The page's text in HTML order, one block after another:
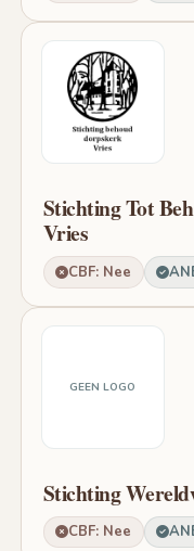
Stichting Tot
Vries
CBF: Nee
GEEN LOGO
Stichting
CBF: Nee